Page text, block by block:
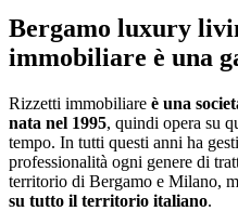
Bergamo luxury
immobiliare è una
Rizzetti immobiliare è una
nata nel 1995, quindi opera su
tempo. In tutti questi anni ha
professionalità ogni genere di
territorio di Bergamo e Milano,
su tutto il territorio italiano.